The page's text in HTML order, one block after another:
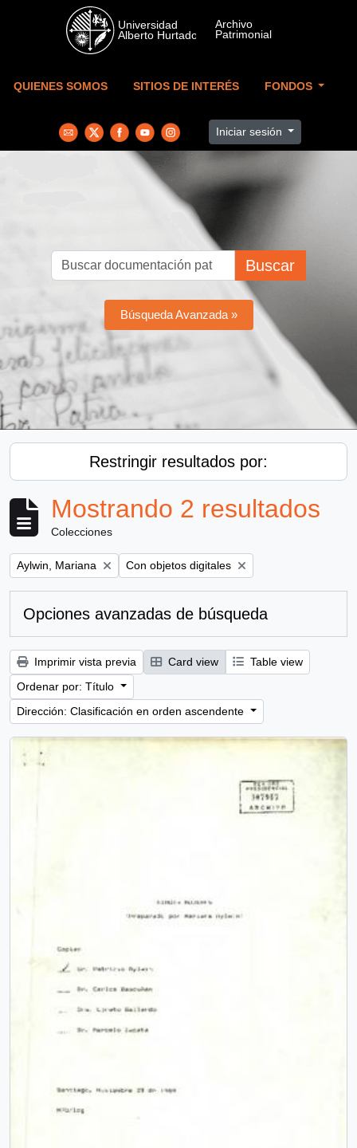
Skip to main content
QUIENES SOMOS SITIOS DE INTERÉS FONDOS
Iniciar sesión
Buscar
Búsqueda Avanzada »
Restringir resultados por:
Mostrando 2 resultados
Colecciones
Remove filter:
Aylwin, Mariana Remove filter:
Con objetos digitales
Opciones avanzadas de búsqueda
Imprimir vista previa Card view
Table view
Ordenar por: Título
Dirección: Clasificación en orden ascendente